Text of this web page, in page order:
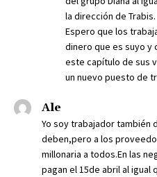
la dirección de Trabis.
Espero que los
dinero que es suyo y
este capítulo de sus
un nuevo puesto de
Ale
Yo soy trabajador también
deben,pero a los
millonaria a todos.En las
pagan el 15de abril al